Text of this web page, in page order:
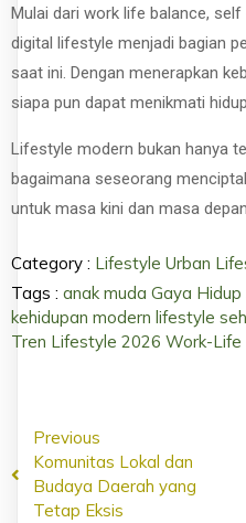
Mulai dari work life balance,
digital lifestyle menjadi bagian
saat ini. Dengan menerapkan
siapa pun dapat menikmati
Lifestyle modern bukan hanya
bagaimana seseorang
untuk masa kini dan masa
Category : Lifestyle Urban
Tags : anak muda Gaya Hidup
kehidupan modern lifestyle
Tren Lifestyle 2026 Work-Life
Previous
Komunitas Lokal dan
Budaya Daerah yang
Tetap Eksis